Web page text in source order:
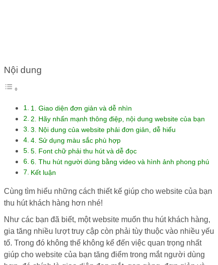
Nội dung
1. Giao diện đơn giản và dễ nhìn
2. Hãy nhấn mạnh thông điệp, nội dung website của bạn
3. Nội dung của website phải đơn giản, dễ hiểu
4. Sử dụng màu sắc phù hợp
5. Font chữ phải thu hút và dễ đọc
6. Thu hút người dùng bằng video và hình ảnh phong phú
Kết luận
Cùng tìm hiểu những cách thiết kế giúp cho website của bạn
thu hút khách hàng hơn nhé!
Như các bạn đã biết, một website muốn thu hút khách hàng,
gia tăng nhiều lượt truy cập còn phải tùy thuộc vào nhiều yếu
tố. Trong đó không thể không kể đến việc quan trọng nhất
giúp cho website của bạn tăng điểm trong mắt người dùng